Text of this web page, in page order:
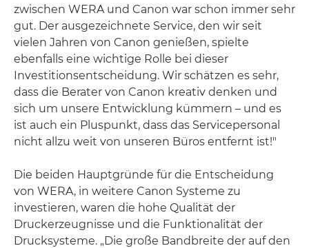
zwischen WERA und Canon war schon immer sehr
gut. Der ausgezeichnete Service, den wir seit
vielen Jahren von Canon genießen, spielte
ebenfalls eine wichtige Rolle bei dieser
Investitionsentscheidung. Wir schätzen es sehr,
dass die Berater von Canon kreativ denken und
sich um unsere Entwicklung kümmern – und es
ist auch ein Pluspunkt, dass das Servicepersonal
nicht allzu weit von unseren Büros entfernt ist!"
Die beiden Hauptgründe für die Entscheidung
von WERA, in weitere Canon Systeme zu
investieren, waren die hohe Qualität der
Druckerzeugnisse und die Funktionalität der
Drucksysteme. „Die große Bandbreite der auf den